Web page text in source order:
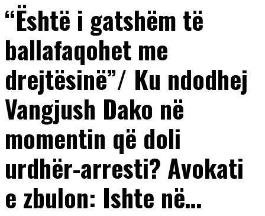
“Është i gatshëm të
ballafaqohet me
drejtësinë”/ Ku ndodhej
Vangjush Dako në
momentin që doli
urdhër-arresti? Avokati
e zbulon: Ishte në…